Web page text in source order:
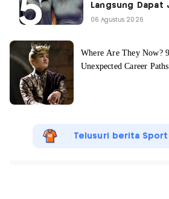
Langsung Dapat
06 Agustus 2026
Telusuri berita Sport